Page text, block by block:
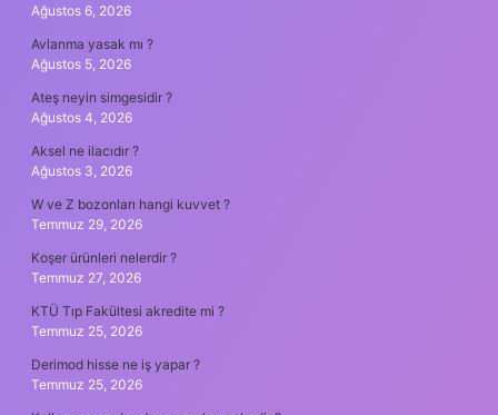
Ağustos 6, 2026
Avlanma yasak mı ?
Ağustos 5, 2026
Ateş neyin simgesidir ?
Ağustos 4, 2026
Aksel ne ilacıdır ?
Ağustos 3, 2026
W ve Z bozonları hangi kuvvet ?
Temmuz 29, 2026
Koşer ürünleri nelerdir ?
Temmuz 27, 2026
KTÜ Tıp Fakültesi akredite mi ?
Temmuz 25, 2026
Derimod hisse ne iş yapar ?
Temmuz 25, 2026